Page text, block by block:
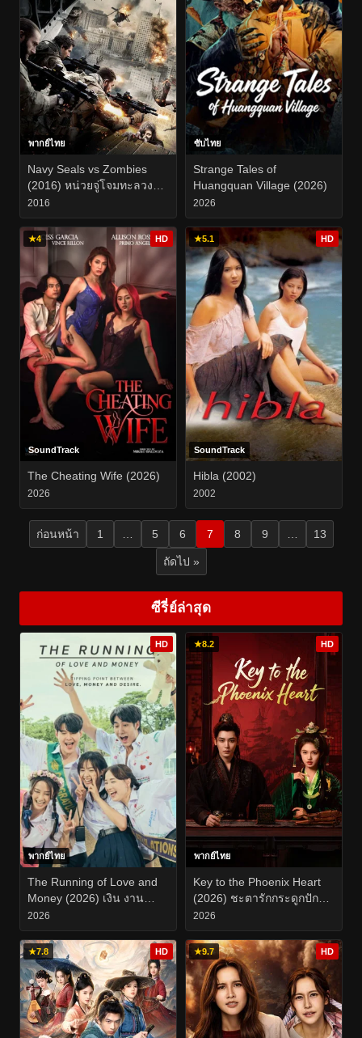
พากย์ไทย
Navy Seals vs Zombies
(2016) หน่วยจู่โจมทะลวง
เมืองซอมบี้
2016
ซับไทย
Strange Tales of
Huangquan Village (2026)
2026
★4 HD
SoundTrack
The Cheating Wife (2026)
2026
★5.1 HD
SoundTrack
Hibla (2002)
2002
ก่อนหน้า 1 5 6 7 8 9 13
ถัดไป »
ซีรี่ย์ล่าสุด
HD
พากย์ไทย
The Running of Love and
Money (2026) เงิน งาน
ความรัก EP.1-19
2026
★8.2 HD
พากย์ไทย
Key to the Phoenix Heart
(2026) ชะตารักกระดูกปักษา
EP.1-28
2026
★7.8 HD ★9.7 HD